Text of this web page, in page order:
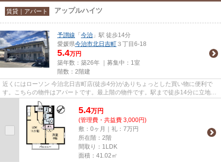
賃貸｜アパート アップルハイツ
予讃線 「 今治 」駅 徒歩14分
愛媛県今治市北日吉町 ３丁目6-18
5.4万円
築年数：築26年 ｜募集中： 1室
階数：2階建
近くにはローソン 今治北日吉町店(徒歩4分)がありちょっとした買い物に便利で
す。こちらの物件はアパートです。最上階の物件です。駅まで徒歩14分に立地す
る物件です。居植住では今治...
5.4万円
(管理費・共益費 3,000円)
敷：0ヶ月｜礼：7万円
所在階：2階
間取り：1LDK
面積：41.02㎡